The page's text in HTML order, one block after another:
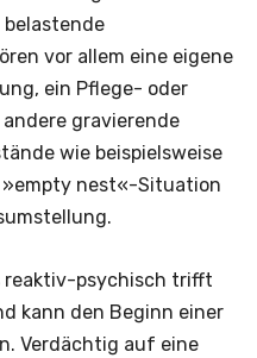
vor allem eine eigene
ein Pflege- oder
gravierende
wie beispielsweise
»empty nest«-Situation
reaktiv-psychisch trifft
kann den Beginn einer
Verdächtig auf eine